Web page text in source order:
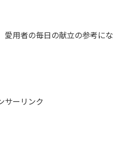
愛用者の毎日の献立の参考にな
サーリンク